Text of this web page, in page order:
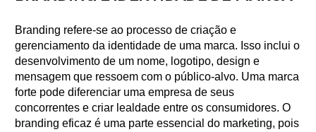
Branding refere-se ao processo de criação e
gerenciamento da identidade de uma marca. Isso inclui o
desenvolvimento de um nome, logotipo, design e
mensagem que ressoem com o público-alvo. Uma marca
forte pode diferenciar uma empresa de seus
concorrentes e criar lealdade entre os consumidores. O
branding eficaz é uma parte essencial do marketing, pois